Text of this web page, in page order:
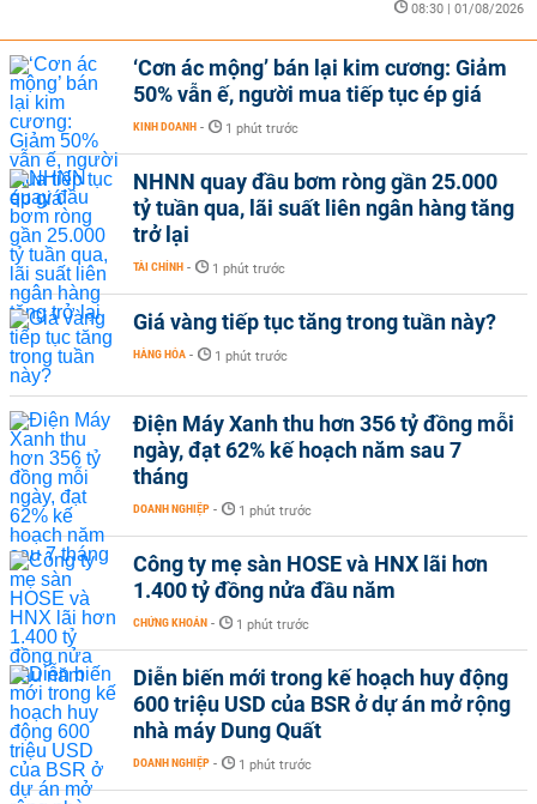
08:30 | 01/08/2026
‘Cơn ác mộng’ bán lại kim cương: Giảm
50% vẫn ế, người mua tiếp tục ép giá
KINH DOANH - 1 phút trước
NHNN quay đầu bơm ròng gần 25.000
tỷ tuần qua, lãi suất liên ngân hàng tăng
trở lại
TÀI CHÍNH - 1 phút trước
Giá vàng tiếp tục tăng trong tuần này?
HÀNG HÓA - 1 phút trước
Điện Máy Xanh thu hơn 356 tỷ đồng mỗi
ngày, đạt 62% kế hoạch năm sau 7
tháng
DOANH NGHIỆP - 1 phút trước
Công ty mẹ sàn HOSE và HNX lãi hơn
1.400 tỷ đồng nửa đầu năm
CHỨNG KHOÁN - 1 phút trước
Diễn biến mới trong kế hoạch huy động
600 triệu USD của BSR ở dự án mở rộng
nhà máy Dung Quất
DOANH NGHIỆP - 1 phút trước